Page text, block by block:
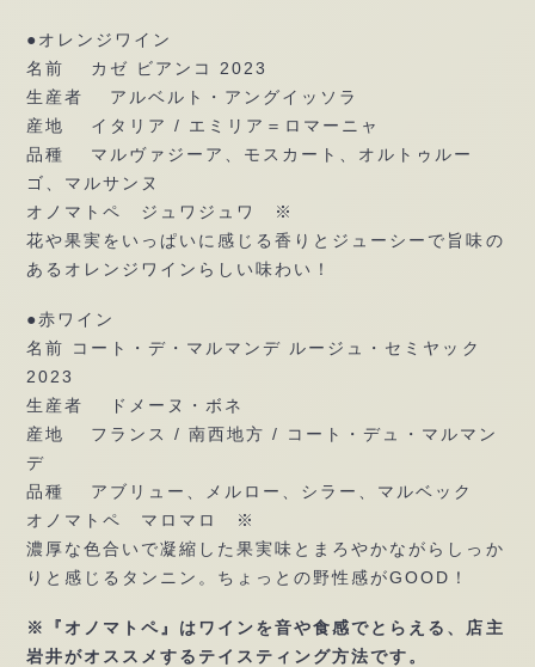
●オレンジワイン
名前 カゼ ビアンコ 2023
生産者 アルベルト・アングイッソラ
産地 イタリア / エミリア＝ロマーニャ
品種 マルヴァジーア、モスカート、オルトゥルー
ゴ、マルサンヌ
オノマトペ ジュワジュワ ※
花や果実をいっぱいに感じる香りとジューシーで旨味の
あるオレンジワインらしい味わい！
●赤ワイン
名前 コート・デ・マルマンデ ルージュ・セミヤック
2023
生産者 ドメーヌ・ボネ
産地 フランス / 南西地方 / コート・デュ・マルマン
デ
品種 アブリュー、メルロー、シラー、マルベック
オノマトペ マロマロ ※
濃厚な色合いで凝縮した果実味とまろやかながらしっか
りと感じるタンニン。ちょっとの野性感がGOOD！
※『オノマトペ』はワインを音や食感でとらえる、店主
岩井がオススメするテイスティング方法です。